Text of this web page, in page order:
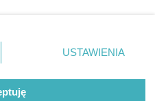
ustawień prywatności
rogu strony
nie wymagają zgody
sprzeciwić się takiemu
USTAWIENIA